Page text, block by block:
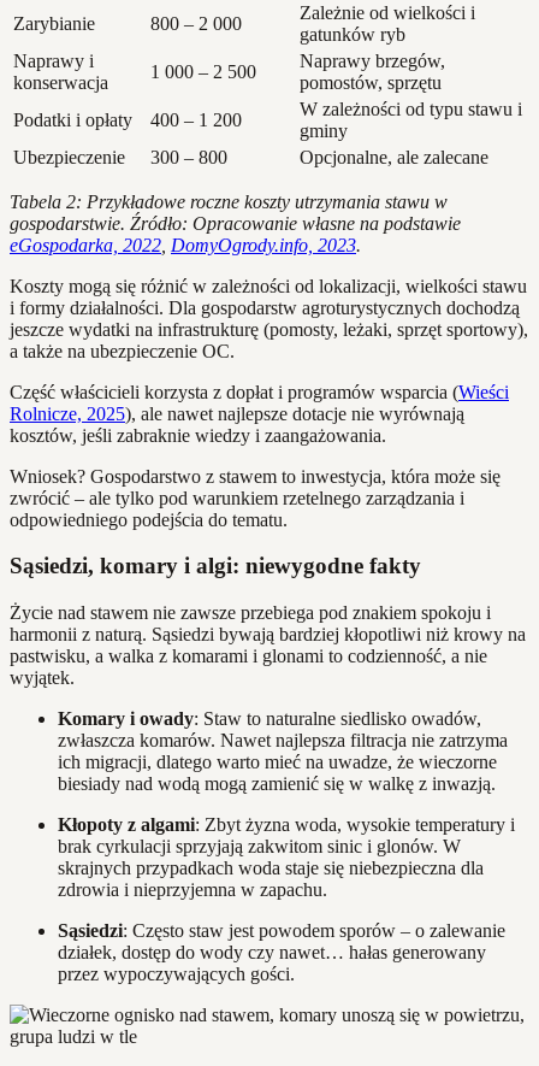
Zarybianie
800 – 2 000
Zależnie od wielkości i
gatunków ryb
Naprawy i
konserwacja
1 000 – 2 500
Naprawy brzegów,
pomostów, sprzętu
Podatki i opłaty
400 – 1 200
W zależności od typu stawu i
gminy
Ubezpieczenie
300 – 800 Opcjonalne, ale zalecane
Tabela 2: Przykładowe roczne koszty utrzymania stawu w
gospodarstwie. Źródło: Opracowanie własne na podstawie
eGospodarka, 2022 DomyOgrody.info, 2023.
Koszty mogą się różnić w zależności od lokalizacji, wielkości stawu
i formy działalności. Dla gospodarstw agroturystycznych dochodzą
jeszcze wydatki na infrastrukturę (pomosty, leżaki, sprzęt sportowy),
a także na ubezpieczenie OC.
Część właścicieli korzysta z dopłat i programów wsparcia (Wieści
Rolnicze, 2025), ale nawet najlepsze dotacje nie wyrównają
kosztów, jeśli zabraknie wiedzy i zaangażowania.
Wniosek? Gospodarstwo z stawem to inwestycja, która może się
zwrócić – ale tylko pod warunkiem rzetelnego zarządzania i
odpowiedniego podejścia do tematu.
Sąsiedzi, komary i algi: niewygodne fakty
Życie nad stawem nie zawsze przebiega pod znakiem spokoju i
harmonii z naturą. Sąsiedzi bywają bardziej kłopotliwi niż krowy na
pastwisku, a walka z komarami i glonami to codzienność, a nie
wyjątek.
Komary i owady: Staw to naturalne siedlisko owadów,
zwłaszcza komarów. Nawet najlepsza filtracja nie zatrzyma
ich migracji, dlatego warto mieć na uwadze, że wieczorne
biesiady nad wodą mogą zamienić się w walkę z inwazją.
Kłopoty z algami: Zbyt żyzna woda, wysokie temperatury i
brak cyrkulacji sprzyjają zakwitom sinic i glonów. W
skrajnych przypadkach woda staje się niebezpieczna dla
zdrowia i nieprzyjemna w zapachu.
Sąsiedzi: Często staw jest powodem sporów – o zalewanie
działek, dostęp do wody czy nawet… hałas generowany
przez wypoczywających gości.